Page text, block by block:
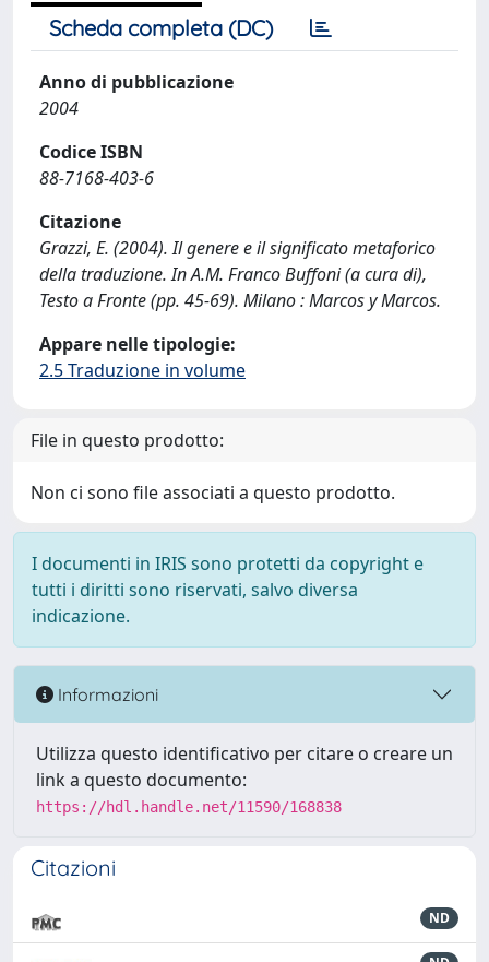
Scheda completa (DC)
Anno di pubblicazione
2004
Codice ISBN
88-7168-403-6
Citazione
Grazzi, E. (2004). Il genere e il significato metaforico
della traduzione. In A.M. Franco Buffoni (a cura di),
Testo a Fronte (pp. 45-69). Milano : Marcos y Marcos.
Appare nelle tipologie:
2.5 Traduzione in volume
File in questo prodotto:
Non ci sono file associati a questo prodotto.
I documenti in IRIS sono protetti da copyright e
tutti i diritti sono riservati, salvo diversa
indicazione.
Informazioni
Utilizza questo identificativo per citare o creare un
link a questo documento:
https://hdl.handle.net/11590/168838
Citazioni
ND